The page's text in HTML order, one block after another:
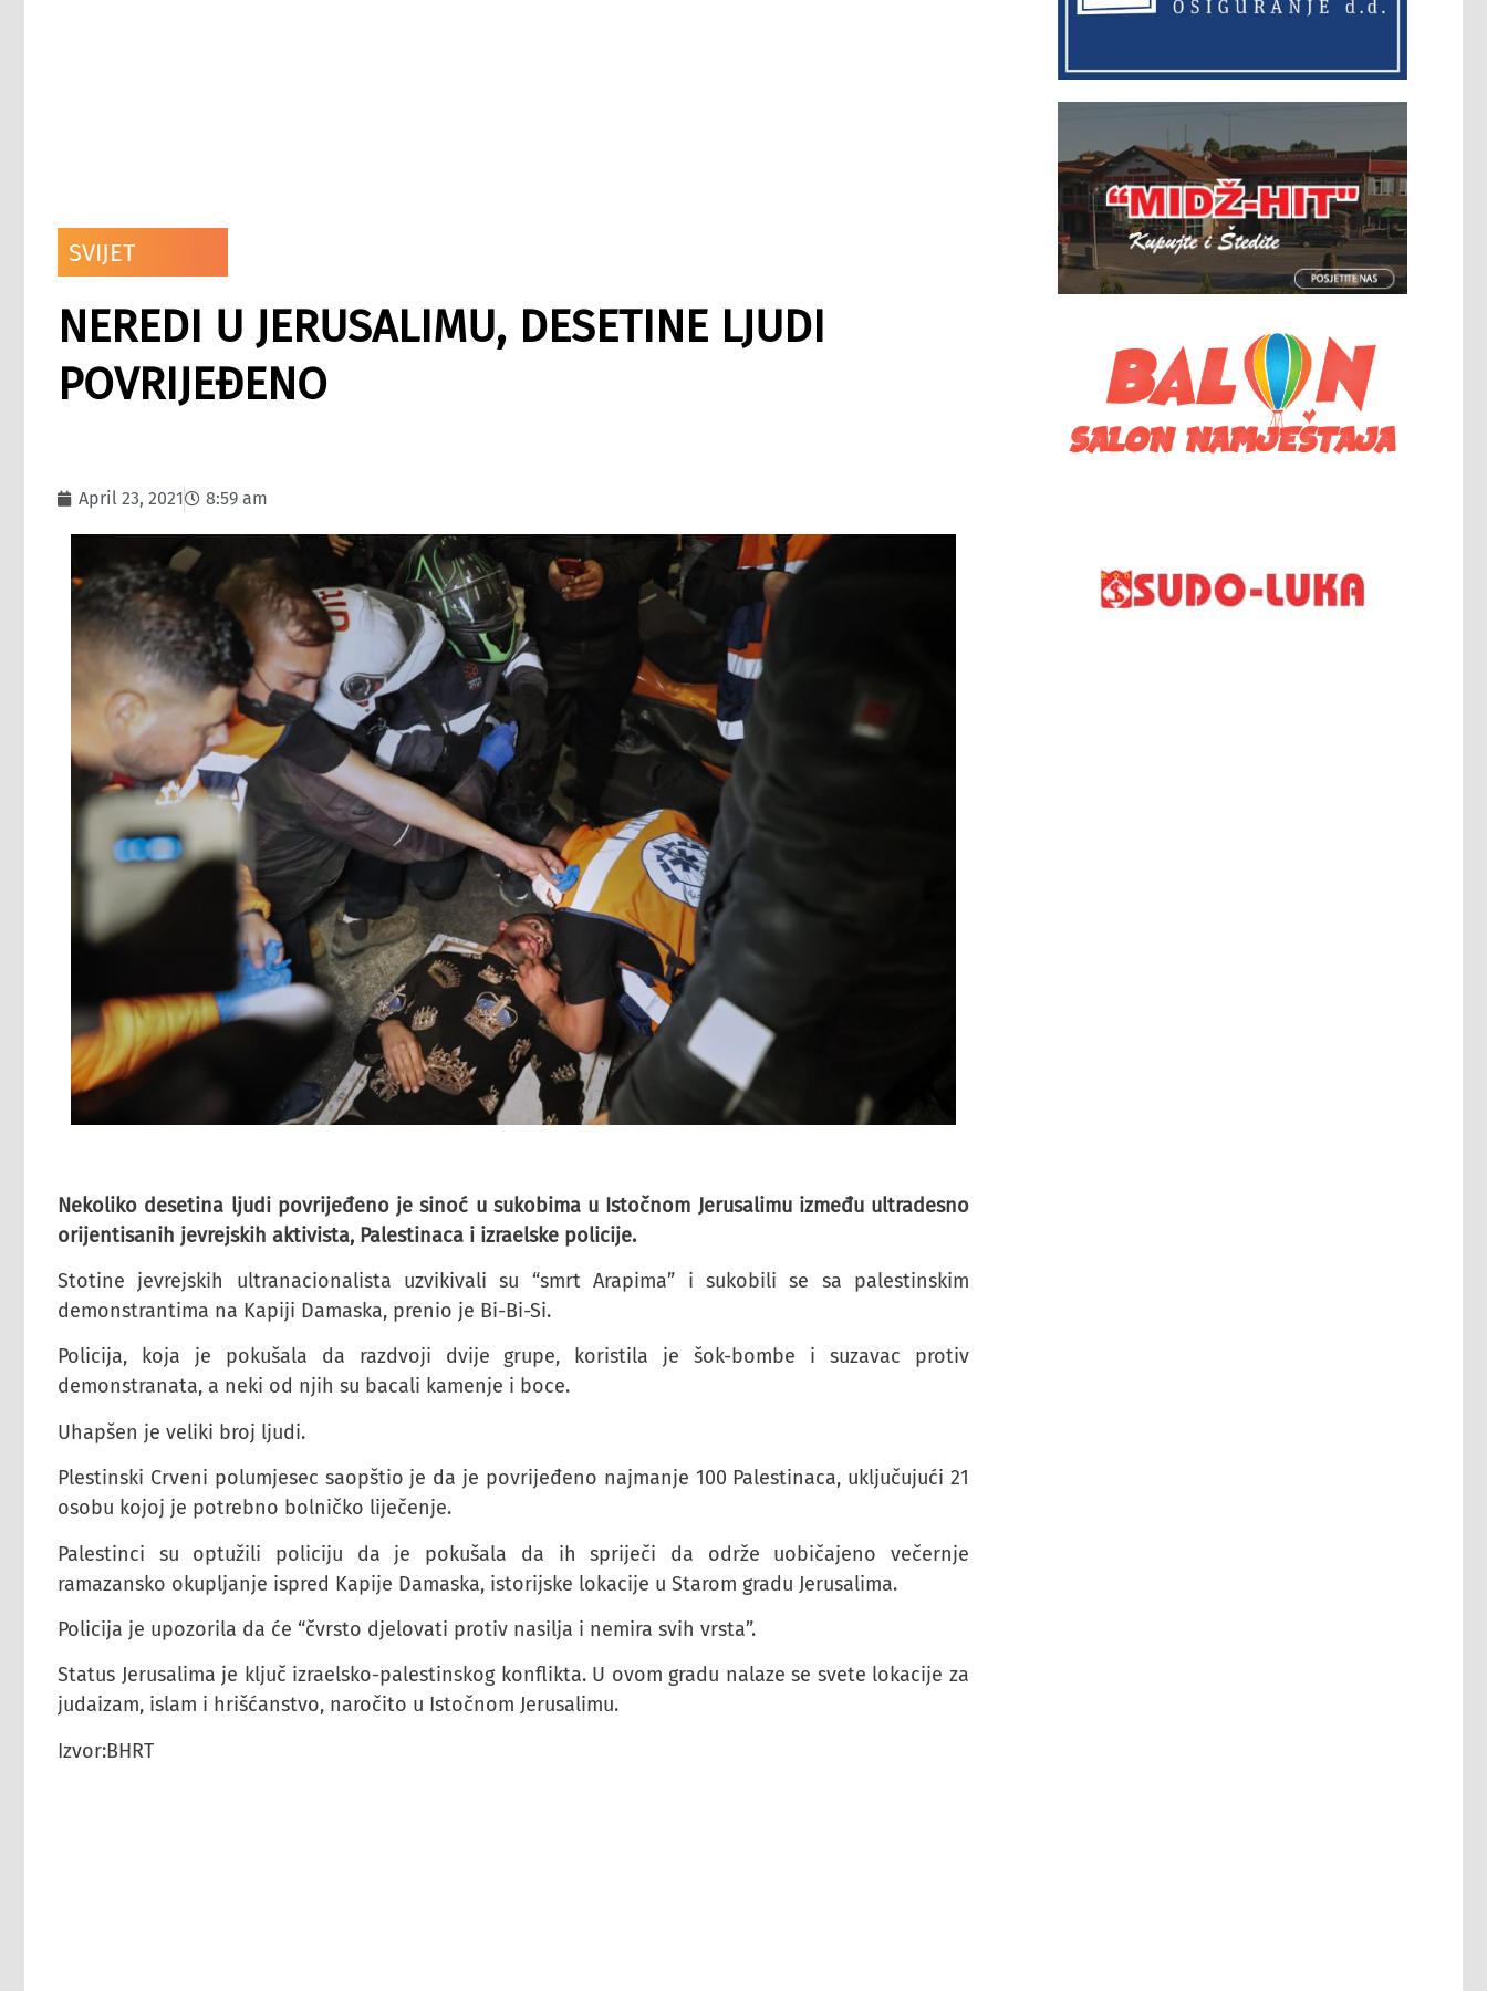
SVIJET
NEREDI U JERUSALIMU, DESETINE LJUDI
POVRIJEĐENO
April 23, 2021 8:59 am
Nekoliko desetina ljudi povrijeđeno je sinoć u sukobima u Istočnom Jerusalimu između ultradesno
orijentisanih jevrejskih aktivista, Palestinaca i izraelske policije.
Stotine jevrejskih ultranacionalista uzvikivali su “smrt Arapima” i sukobili se sa palestinskim
demonstrantima na Kapiji Damaska, prenio je Bi-Bi-Si.
Policija, koja je pokušala da razdvoji dvije grupe, koristila je šok-bombe i suzavac protiv
demonstranata, a neki od njih su bacali kamenje i boce.
Uhapšen je veliki broj ljudi.
Plestinski Crveni polumjesec saopštio je da je povrijeđeno najmanje 100 Palestinaca, uključujući 21
osobu kojoj je potrebno bolničko liječenje.
Palestinci su optužili policiju da je pokušala da ih spriječi da održe uobičajeno večernje
ramazansko okupljanje ispred Kapije Damaska, istorijske lokacije u Starom gradu Jerusalima.
Policija je upozorila da će “čvrsto djelovati protiv nasilja i nemira svih vrsta”.
Status Jerusalima je ključ izraelsko-palestinskog konflikta. U ovom gradu nalaze se svete lokacije za
judaizam, islam i hrišćanstvo, naročito u Istočnom Jerusalimu.
Izvor:BHRT